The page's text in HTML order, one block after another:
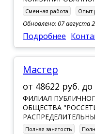
Сменная работа Опыт
Обновлено: 07 августа
Подробнее
Мастер
от 48622 руб. до
ФИЛИАЛ
ОБЩЕСТВА
Полная занятость